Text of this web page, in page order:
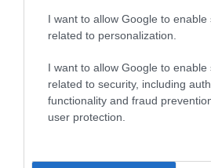
I want to allow Google to enable
related to personalization.
I want to allow Google to enable
related to security, including
functionality and fraud
user protection.
Ver
Detalles del